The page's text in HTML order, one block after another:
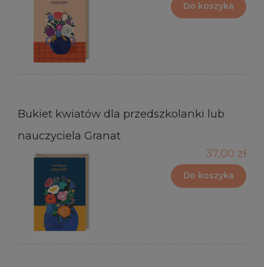
Do koszyka
Bukiet kwiatów dla przedszkolanki lub
nauczyciela Granat
37,00 zł
Do koszyka